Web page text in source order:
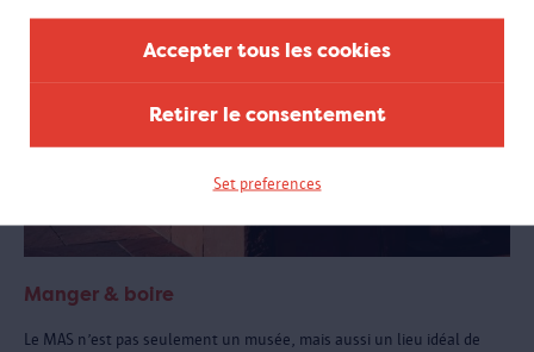
Accepter tous les cookies
Retirer le consentement
Set preferences
Manger & boire
Le MAS n’est pas seulement un musée, mais aussi un lieu idéal de